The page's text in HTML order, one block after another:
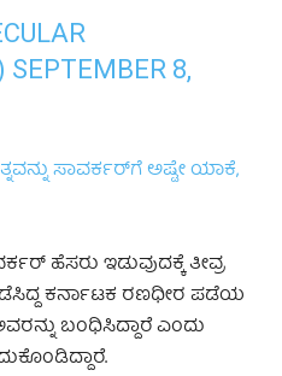
SEPTEMBER 8,
ಸಾವರ್ಕರ್‌ಗೆ ಅಷ್ಟೇ ಯಾಕೆ,
ಹೆಸರು ಇಡುವುದಕ್ಕೆ ತೀವ್ರ
ಕರ್ನಾಟಕ ರಣಧೀರ ಪಡೆಯ
ಬಂಧಿಸಿದ್ದಾರೆ ಎಂದು